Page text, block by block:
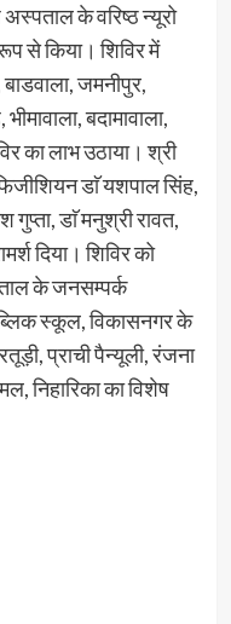
के वरिष्ठ न्यूरो
से किया। शिविर में
जमनीपुर,
बदामावाला,
का लाभ उठाया। श्री
डाॅ यशपाल सिंह,
डाॅ मनुश्री रावत,
दिया। शिविर को
के जनसम्पर्क
स्कूल, विकासनगर के
प्राची पैन्यूली, रंजना
निहारिका का विशेष